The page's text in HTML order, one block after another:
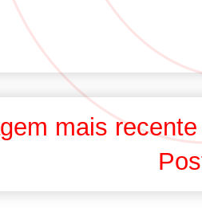
mais recente